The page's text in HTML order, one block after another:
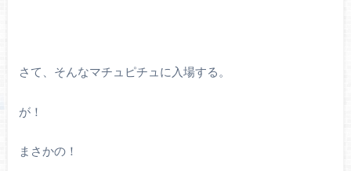
さて、そんなマチュピチュに入場する。
が！
まさかの！